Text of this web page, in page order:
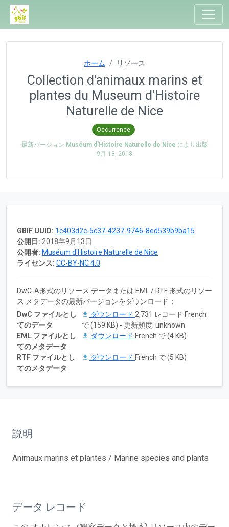
ホーム リソース
Collection d'animaux marins et
plantes du Museum d'Histoire
Naturelle de Nice
Occurrence
最新バージョン Muséum d'Histoire Naturelle de Nice により出版
9月 13, 2018
GBIF UUID: 1c403d2c-5c37-4237-9746-8ed539b9ba15
公開日: 2018年9月13日
公開者: Muséum d'Histoire Naturelle de Nice
ライセンス: CC-BY-NC 4.0
DwC-A形式のリソース データまたは EML / RTF 形式のリソー
ス メタデータの最新バージョンをダウンロード：
DwC ファイルとし
てのデータ
ダウンロード 2,731 レコード French
で (159 KB) - 更新頻度: unknown
EML ファイルとし
てのメタデータ
ダウンロード French で (4 KB)
RTF ファイルとし
てのメタデータ
ダウンロード French で (5 KB)
説明
Animaux marins et plantes / Marine species and plants
データ レコード